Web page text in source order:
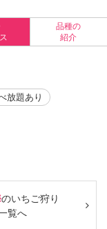
品種の
紹介
放題あり
のいちご狩り
覧へ